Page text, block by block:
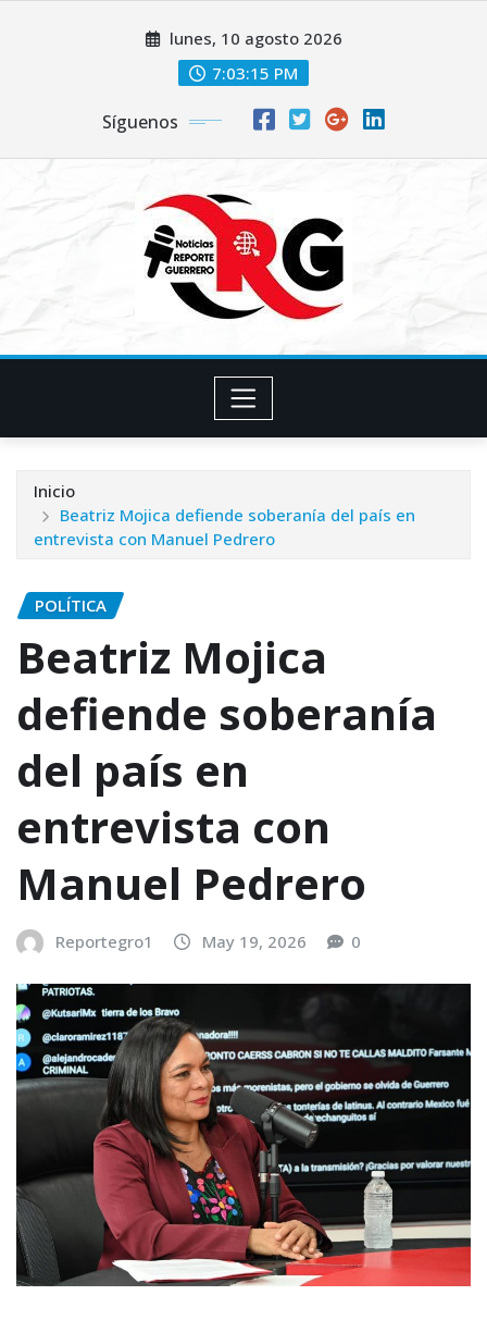
lunes, 10 agosto 2026
7:03:16 PM
Síguenos
Inicio
Beatriz Mojica defiende soberanía del país en
entrevista con Manuel Pedrero
POLÍTICA
Beatriz Mojica
defiende soberanía
del país en
entrevista con
Manuel Pedrero
Reportegro1 May 19, 2026 0